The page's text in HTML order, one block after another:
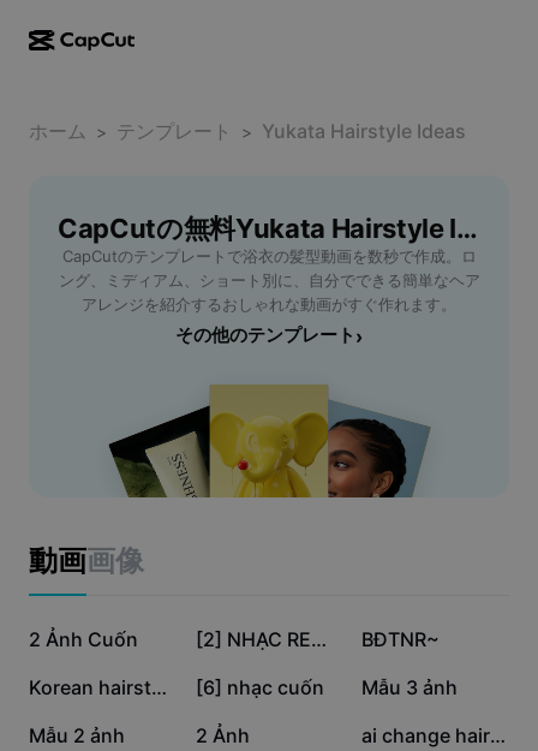
CapCutデスクトップ
CapCut Pad
CapCutモバイル
動画スタジオ
AI動画ジェネレーター
AI画像ジェネレーター
Dreamina Seedance 2.5
Nano Banana Pro
キャプションテンプレート
動画エディター＆ジェネレーター
画像エディター＆ジェネレーター
音声ジェネレーター＆エディター
ユースケース
マーケティング
ソーシャルメディアのテンプレート
その他
カレンダーのテンプレート
アニバーサリーのテンプレート
エフェクトのテンプレート
産業のテンプレート
振り返りのテンプレート
取り組み
アフィリエイト
パイオニアプログラム
クリエイティブパートナープログラム
CapCutクリエイティブキャンパス
トラストセンター
ヘルプセンター
ニュースルーム
ホーム > テンプレート > Yukata Hairstyle Ideas
CapCutの無料Yukata Hairstyle Ideasテンプレート
CapCutのテンプレートで浴衣の髪型動画を数秒で作成。ロ
ング、ミディアム、ショート別に、自分でできる簡単なヘア
アレンジを紹介するおしゃれな動画がすぐ作れます。
その他のテンプレート ›
動画画像
43.6万
2 Ảnh Cuốn 17.5万 [2] NHẠC REMIX CUỐN 14.9万
BĐTNR~
5.5万 Korean hairstyles ai 5.3万
[6] nhạc cuốn 4.6万
Mẫu 3 ảnh
4.5万
Mẫu 2 ảnh 3.8万
2 Ảnh 1.4万 ai change hairstyle